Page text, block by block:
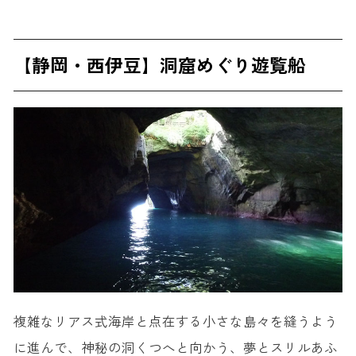
【静岡・西伊豆】洞窟めぐり遊覧船
複雑なリアス式海岸と点在する小さな島々を縫うよう
に進んで、神秘の洞くつへと向かう、夢とスリルあふ